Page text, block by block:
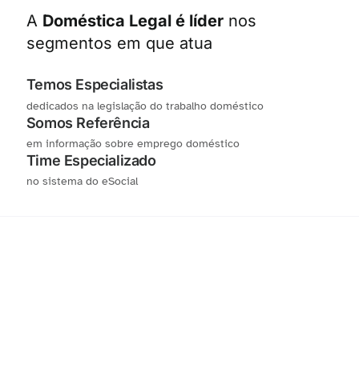
A Doméstica Legal é lídernos
segmentos em que atua
Temos Especialistas
dedicados na legislação do trabalho doméstico
Somos Referência
em informação sobre emprego doméstico
Time Especializado
no sistema do eSocial